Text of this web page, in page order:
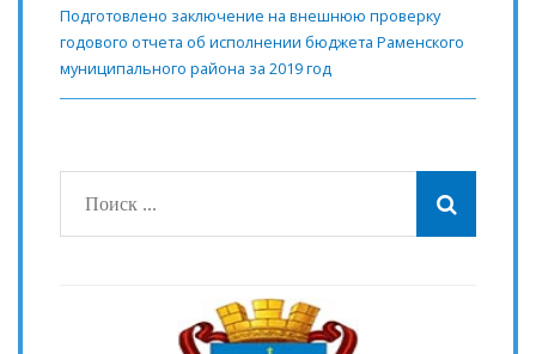
Подготовлено заключение на внешнюю проверку
годового отчета об исполнении бюджета Раменского
муниципального района за 2019 год